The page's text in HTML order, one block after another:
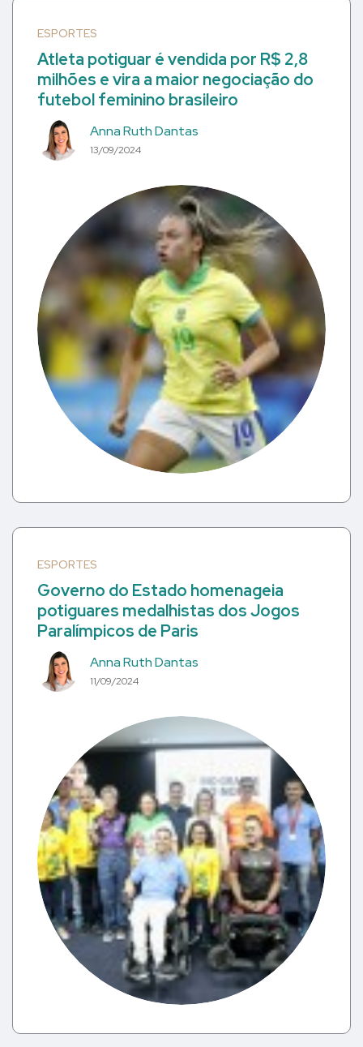
ESPORTES
Atleta potiguar é vendida por R$ 2,8
milhões e vira a maior negociação do
futebol feminino brasileiro
Anna Ruth Dantas
13/09/2024
ESPORTES
Governo do Estado homenageia
potiguares medalhistas dos Jogos
Paralímpicos de Paris
Anna Ruth Dantas
11/09/2024